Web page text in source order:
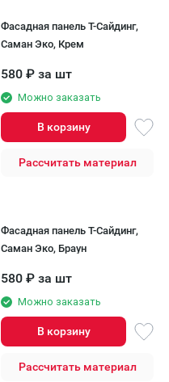
Фасадная панель T-Сайдинг,
Саман Эко, Крем
580 ₽ за шт
Можно заказать
В корзину
Рассчитать материал
Фасадная панель T-Сайдинг,
Саман Эко, Браун
580 ₽ за шт
Можно заказать
В корзину
Рассчитать материал